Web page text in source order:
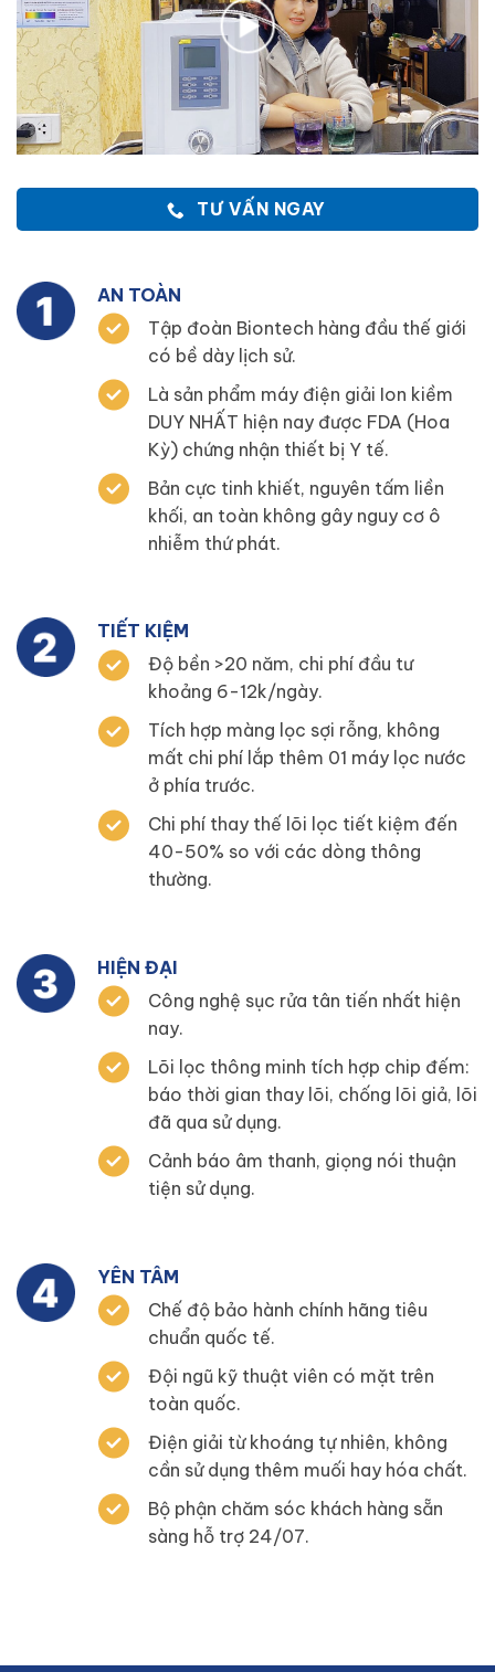
TƯ VẤN NGAY
AN TOÀN
Tập đoàn Biontech hàng đầu thế giới
có bề dày lịch sử.
Là sản phẩm máy điện giải Ion kiềm
DUY NHẤT hiện nay được FDA (Hoa
Kỳ) chứng nhận thiết bị Y tế.
Bản cực tinh khiết, nguyên tấm liền
khối, an toàn không gây nguy cơ ô
nhiễm thứ phát.
TIẾT KIỆM
Độ bền >20 năm, chi phí đầu tư
khoảng 6-12k/ngày.
Tích hợp màng lọc sợi rỗng, không
mất chi phí lắp thêm 01 máy lọc nước
ở phía trước.
Chi phí thay thế lõi lọc tiết kiệm đến
40-50% so với các dòng thông
thường.
HIỆN ĐẠI
Công nghệ sục rửa tân tiến nhất hiện
nay.
Lõi lọc thông minh tích hợp chip đếm:
báo thời gian thay lõi, chống lõi giả, lõi
đã qua sử dụng.
Cảnh báo âm thanh, giọng nói thuận
tiện sử dụng.
YÊN TÂM
Chế độ bảo hành chính hãng tiêu
chuẩn quốc tế.
Đội ngũ kỹ thuật viên có mặt trên
toàn quốc.
Điện giải từ khoáng tự nhiên, không
cần sử dụng thêm muối hay hóa chất.
Bộ phận chăm sóc khách hàng sẵn
sàng hỗ trợ 24/07.